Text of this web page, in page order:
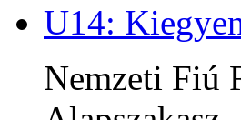
U14:
Nemzeti Fiú